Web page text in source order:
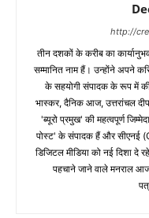
http://
तीन दशकों के करीब का
सम्मानित नाम हैं। उन्होंने अपने
के सहयोगी संपादक के रूप में की
भास्कर, दैनिक आज, उत्तरांचल
'ब्यूरो प्रमुख' की महत्वपूर्ण
पोस्ट' के संपादक हैं और सीएनई
डिजिटल मीडिया को नई दिशा दे
पहचाने जाने वाले मनराल